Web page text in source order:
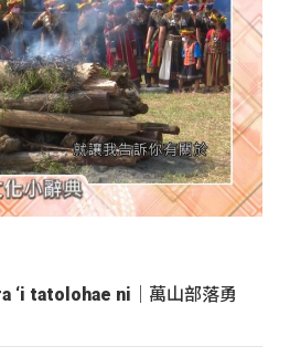
‘i tatolohae ni｜萬山部落勇